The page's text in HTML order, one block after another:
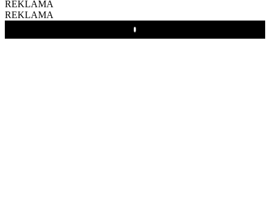
REKLAMA
REKLAMA
Play